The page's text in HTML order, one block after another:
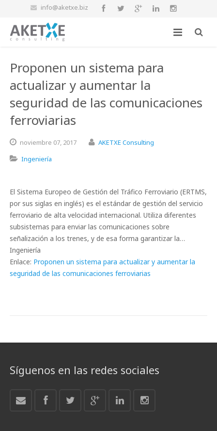
info@aketxe.biz
Proponen un sistema para
actualizar y aumentar la
seguridad de las comunicaciones
ferroviarias
noviembre 07, 2017
AKETXE Consulting
Ingeniería
El Sistema Europeo de Gestión del Tráfico Ferroviario (ERTMS,
por sus siglas en inglés) es el estándar de gestión del servicio
ferroviario de alta velocidad internacional. Utiliza diferentes
subsistemas para enviar las comunicaciones sobre
señalización a los trenes, y de esa forma garantizar la…
Ingeniería
Enlace: Proponen un sistema para actualizar y aumentar la
seguridad de las comunicaciones ferroviarias
Síguenos en las redes sociales